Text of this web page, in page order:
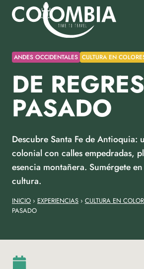
Saltar
ANDES OCCIDENTALES CULTURA EN
DE
PASADO
Descubre Santa Fe de Antioquia:
colonial con calles empedradas,
esencia montañera. Sumérgete
cultura.
INICIO › EXPERIENCIAS › CULTURA EN
PASADO